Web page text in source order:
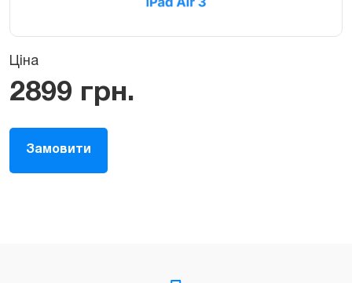
Ціна
2899 грн.
Замовити